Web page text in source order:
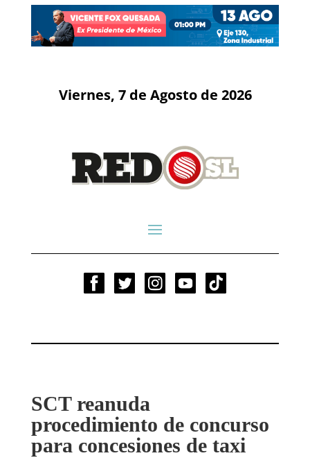
Viernes, 7 de Agosto de 2026
SCT reanuda
procedimiento de concurso
para concesiones de taxi